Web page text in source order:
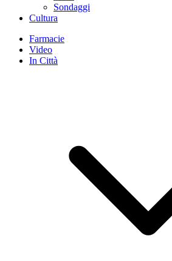
Sondaggi
Cultura
Farmacie
Video
In Città